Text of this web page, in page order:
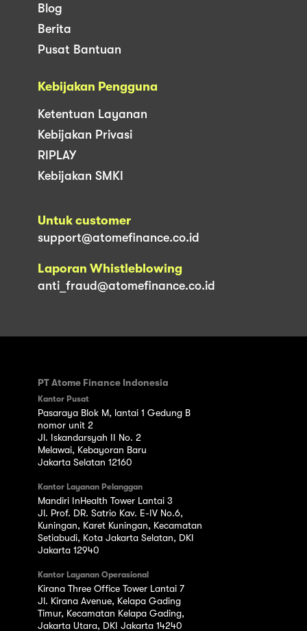
Blog
Berita
Pusat Bantuan
Kebijakan Pengguna
Ketentuan Layanan
Kebijakan Privasi
RIPLAY
Kebijakan SMKI
Untuk customer
support@atomefinance.co.id
Laporan Whistleblowing
anti_fraud@atomefinance.co.id
PT Atome Finance Indonesia
Kantor Pusat
Pasaraya Blok M, lantai 1 Gedung B
nomor unit 2
Jl. Iskandarsyah II No. 2
Melawai, Kebayoran Baru
Jakarta Selatan 12160
Kantor Layanan Pelanggan
Mandiri InHealth Tower Lantai 3
Jl. Prof. DR. Satrio Kav. E-IV No.6,
Kuningan, Karet Kuningan, Kecamatan
Setiabudi, Kota Jakarta Selatan, DKI
Jakarta 12940
Kantor Layanan Operasional
Kirana Three Office Tower Lantai 7
Jl. Kirana Avenue, Kelapa Gading
Timur, Kecamatan Kelapa Gading,
Jakarta Utara, DKI Jakarta 14240